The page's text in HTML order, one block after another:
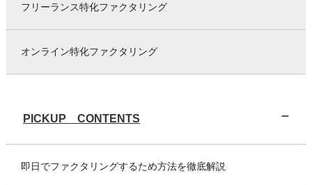
フリーランス特化ファクタリング
オンライン特化ファクタリング
PICKUP CONTENTS
即日でファクタリングするため方法を徹底解説